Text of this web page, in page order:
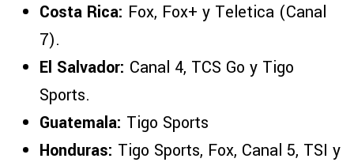
Costa Rica: Fox, Fox+ y Teletica (Canal
7).
El Salvador: Canal 4, TCS Go y Tigo
Sports.
Guatemala: Tigo Sports
Honduras: Tigo Sports, Fox, Canal 5, TSI y